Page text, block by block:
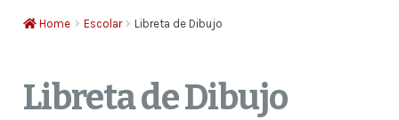
HogarHome Escolar Libreta de Dibujo
Libreta de Dibujo